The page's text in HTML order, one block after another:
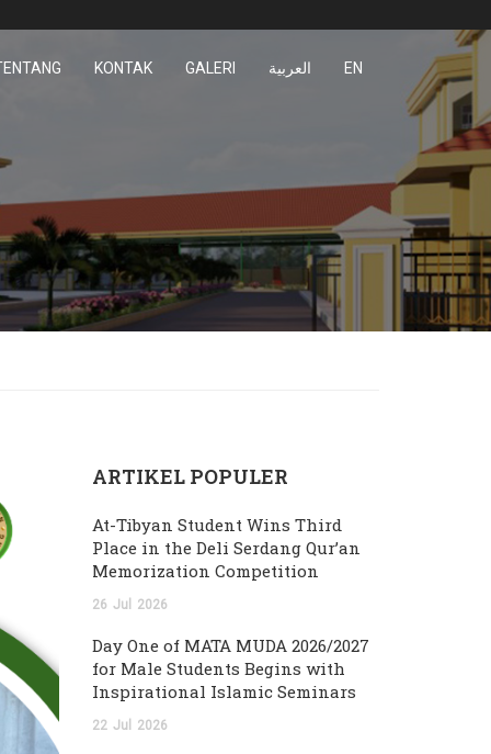
KONTAK GALERI العربية EN
ARTIKEL POPULER
At-Tibyan Student Wins Third
Place in the Deli Serdang Qur’an
Memorization Competition
26 Jul 2026
Day One of MATA MUDA 2026/2027
for Male Students Begins with
Inspirational Islamic Seminars
22 Jul 2026